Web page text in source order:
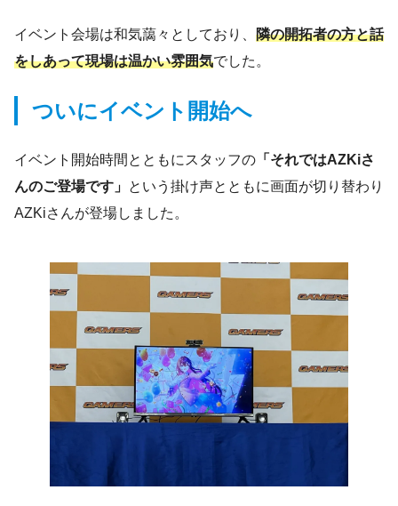
イベント会場は和気藹々としており、 隣の開拓者の方と話
をしあって現場は温かい雰囲気でした。
ついにイベント開始へ
イベント開始時間とともにスタッフの 「それではAZKiさ
んのご登場です」 という掛け声とともに画面が切り替わり
AZKiさんが登場しました。